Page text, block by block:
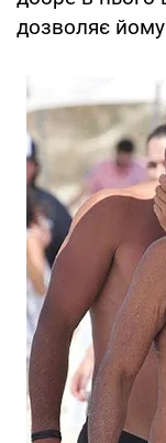
дозволяє йому